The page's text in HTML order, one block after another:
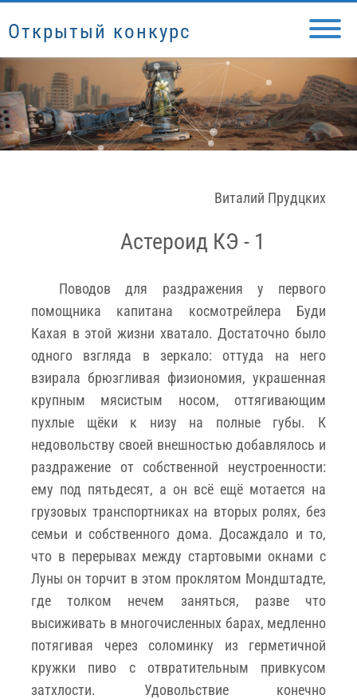
Открытый конкурс
Виталий Прудцких
Астероид КЭ - 1
Поводов для раздражения у первого
помощника капитана космотрейлера Буди
Кахая в этой жизни хватало. Достаточно было
одного взгляда в зеркало: оттуда на него
взирала брюзгливая физиономия, украшенная
крупным мясистым носом, оттягивающим
пухлые щёки к низу на полные губы. К
недовольству своей внешностью добавлялось и
раздражение от собственной неустроенности:
ему под пятьдесят, а он всё ещё мотается на
грузовых транспортниках на вторых ролях, без
семьи и собственного дома. Досаждало и то,
что в перерывах между стартовыми окнами с
Луны он торчит в этом проклятом Мондштадте,
где толком нечем заняться, разве что
высиживать в многочисленных барах, медленно
потягивая через соломинку из герметичной
кружки пиво с отвратительным привкусом
затхлости. Удовольствие конечно